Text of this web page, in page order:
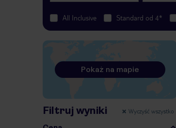
All Inclusive Standard od 4*
Pokaż na mapie
Filtruj wyniki Wyczyść wszystko